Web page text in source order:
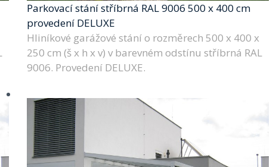
Parkovací stání stříbrná RAL 9006 500 x 400 cm
provedení DELUXE
Hliníkové garážové stání o rozměrech 500 x 400 x
250 cm (š x h x v) v barevném odstínu stříbrná RAL
9006. Provedení DELUXE.